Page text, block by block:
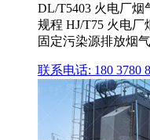
DL/T5403 火电厂
规程 HJ/T75 火电
固定污染源排放烟
联系电话: 180 3780